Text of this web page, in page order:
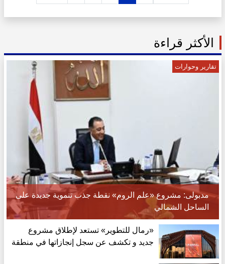
الأكثر قراءة
تقارير وحوارات
مدبولى: مشروع «علم الروم» نقطة جذب تنموية جديدة على
الساحل الشمالي
«رمال للتطوير» تستعد لإطلاق مشروع
جديد و تكشف عن سجل إنجازاتها في منطقة